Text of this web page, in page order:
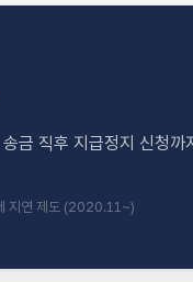
금 직후 지급정지 신청까
지연 제도 (2020.11~)